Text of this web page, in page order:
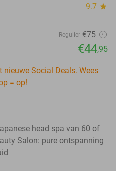
9.7 star
Regulier €75
€44,95
Social Deals. Wees
= op!
head spa van 60 of
Salon: pure ontspanning